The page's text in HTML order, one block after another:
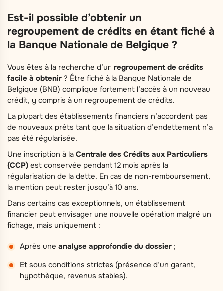
Est-il possible d’obtenir un
regroupement de crédits en étant fiché à
la Banque Nationale de Belgique ?
Vous êtes à la recherche d’un regroupement de crédits
facile à obtenir ? Être fiché à la Banque Nationale de
Belgique (BNB) complique fortement l’accès à un nouveau
crédit, y compris à un regroupement de crédits.
La plupart des établissements financiers n’accordent pas
de nouveaux prêts tant que la situation d’endettement n’a
pas été régularisée.
Une inscription à la Centrale des Crédits aux Particuliers
(CCP) est conservée pendant 12 mois après la
régularisation de la dette. En cas de non-remboursement,
la mention peut rester jusqu’à 10 ans.
Dans certains cas exceptionnels, un établissement
financier peut envisager une nouvelle opération malgré un
fichage, mais uniquement :
Après une analyse approfondie du dossier ;
Et sous conditions strictes (présence d’un garant,
hypothèque, revenus stables).